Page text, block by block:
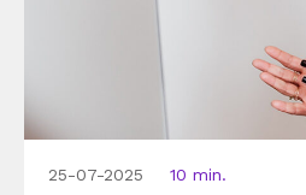
25-07-2025 10 min.